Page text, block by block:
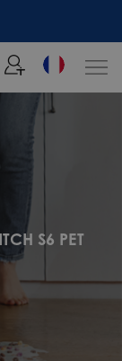
réduction sur votre
S6 PET